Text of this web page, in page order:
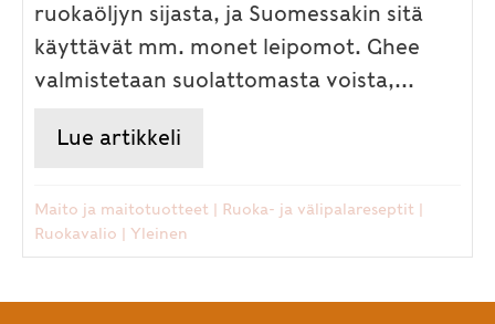
ruokaöljyn sijasta, ja Suomessakin sitä
käyttävät mm. monet leipomot. Ghee
valmistetaan suolattomasta voista,...
Lue artikkeli
Maito ja maitotuotteet | Ruoka- ja välipalareseptit |
Ruokavalio | Yleinen